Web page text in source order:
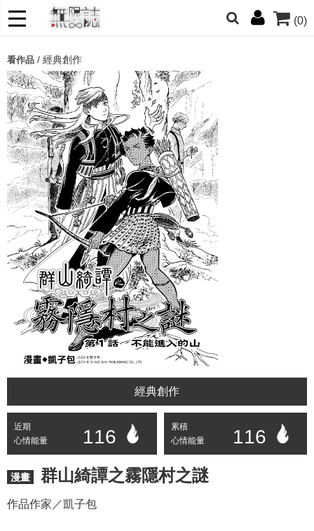
(0)
哆啦 柯南寶可夢迷宮飯 我推
朋友們，提高警覺！
看作品 / 經典創作
經典創作
近期
心情能量
116
累積
心情能量
116
漫畫 群山綺譚之霧隱村之謎
作品作家／凱子包